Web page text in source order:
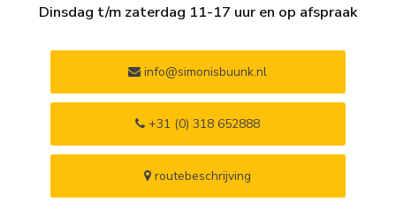
Dinsdag t/m zaterdag 11-17 uur en op afspraak
info@simonisbuunk.nl
+31 (0) 318 652888
routebeschrijving